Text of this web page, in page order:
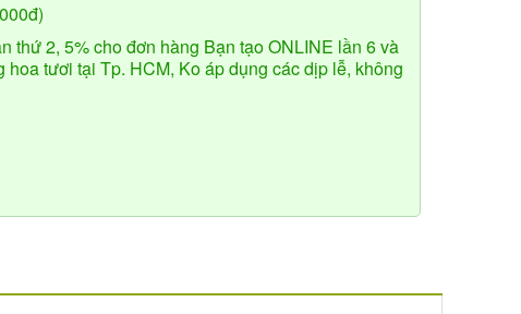
thứ 2, 5% cho đơn hàng Bạn tạo ONLINE lần 6 và
tươi tại Tp. HCM, Ko áp dụng các dịp lễ, không